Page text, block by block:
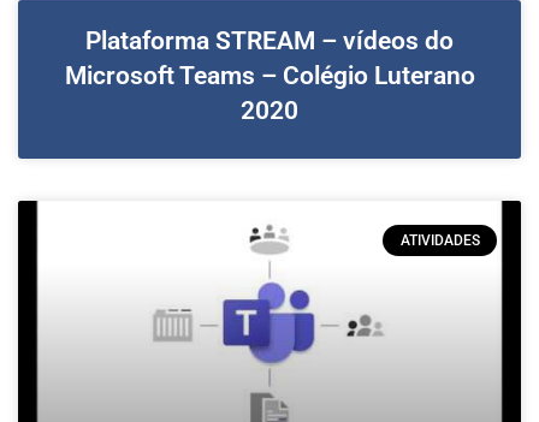
Plataforma STREAM – vídeos do
Microsoft Teams – Colégio Luterano
2020
ATIVIDADES